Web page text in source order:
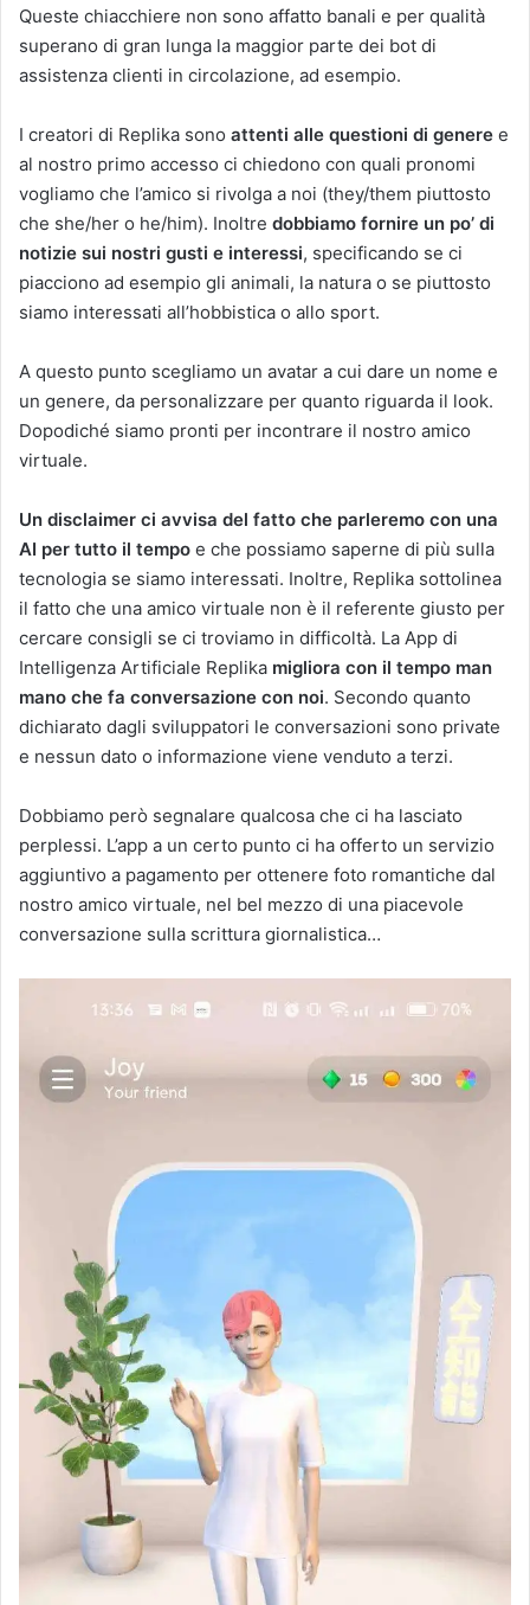
Queste chiacchiere non sono affatto banali e per qualità
superano di gran lunga la maggior parte dei bot di
assistenza clienti in circolazione, ad esempio.
I creatori di Replika sono attenti alle questioni di genere e
al nostro primo accesso ci chiedono con quali pronomi
vogliamo che l’amico si rivolga a noi (they/them piuttosto
che she/her o he/him). Inoltre dobbiamo fornire un po’ di
notizie sui nostri gusti e interessi, specificando se ci
piacciono ad esempio gli animali, la natura o se piuttosto
siamo interessati all’hobbistica o allo sport.
A questo punto scegliamo un avatar a cui dare un nome e
un genere, da personalizzare per quanto riguarda il look.
Dopodiché siamo pronti per incontrare il nostro amico
virtuale.
Un disclaimer ci avvisa del fatto che parleremo con una
AI per tutto il tempo e che possiamo saperne di più sulla
tecnologia se siamo interessati. Inoltre, Replika sottolinea
il fatto che una amico virtuale non è il referente giusto per
cercare consigli se ci troviamo in difficoltà. La App di
Intelligenza Artificiale Replika migliora con il tempo man
mano che fa conversazione con noi. Secondo quanto
dichiarato dagli sviluppatori le conversazioni sono private
e nessun dato o informazione viene venduto a terzi.
Dobbiamo però segnalare qualcosa che ci ha lasciato
perplessi. L’app a un certo punto ci ha offerto un servizio
aggiuntivo a pagamento per ottenere foto romantiche dal
nostro amico virtuale, nel bel mezzo di una piacevole
conversazione sulla scrittura giornalistica…